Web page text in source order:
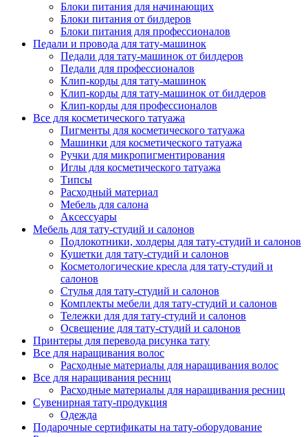
Блоки питания для начинающих
Блоки питания от билдеров
Блоки питания для профессионалов
Педали и провода для тату-машинок
Педали для тату-машинок от билдеров
Педали для профессионалов
Клип-корды для тату-машинок
Клип-корды для тату-машинок от билдеров
Клип-корды для профессионалов
Все для косметического татуажа
Пигменты для косметического татуажа
Машинки для косметического татуажа
Ручки для микропигментирования
Иглы для косметического татуажа
Типсы
Расходный материал
Мебель для салона
Аксессуары
Мебель для тату-студий и салонов
Подлокотники, холдеры для тату-студий и салонов
Кушетки для тату-студий и салонов
Косметологические кресла для тату-студий и
салонов
Стулья для тату-студий и салонов
Комплекты мебели для тату-студий и салонов
Тележки для для тату-студий и салонов
Освещение для тату-студий и салонов
Принтеры для перевода рисунка тату
Все для наращивания волос
Расходные материалы для наращивания волос
Все для наращивания ресниц
Расходные материалы для наращивания ресниц
Сувенирная тату-продукция
Одежда
Подарочные сертификаты на тату-оборудование